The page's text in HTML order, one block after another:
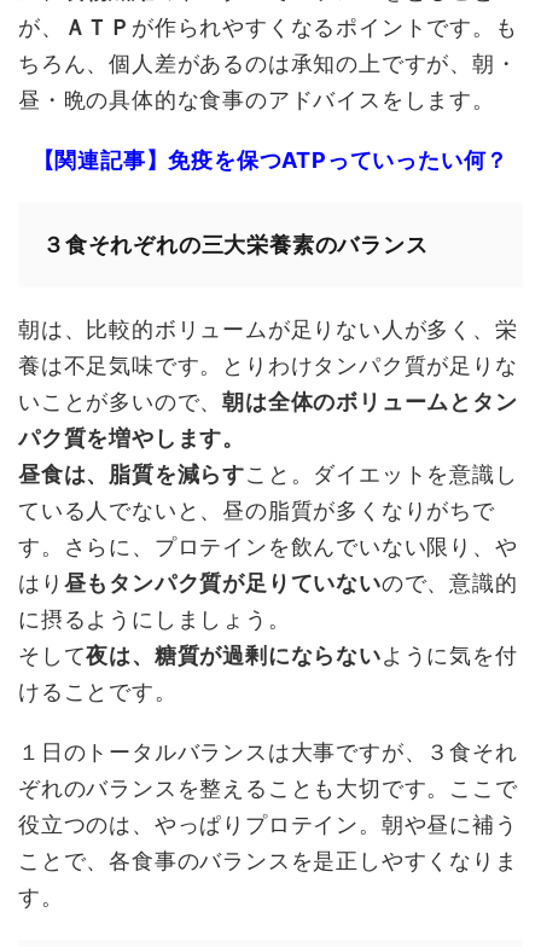
が、
ＡＴＰ が作られやすくなるポイントです。も
ちろん、個人差があるのは承知の上ですが、朝・
昼・晩の具体的な食事のアドバイスをします。
【関連記事】免疫を保つATPっていったい何？
３食それぞれの三大栄養素のバランス
朝は、比較的ボリュームが足りない人が多く、栄
養は不足気味です。とりわけタンパク質が足りな
いことが多いので、朝は全体のボリュームとタン
パク質を増やします。
昼食は、 脂質を減らすこと。ダイエットを意識し
ている人でないと、昼の脂質が多くなりがちで
す。さらに、プロテインを飲んでいない限り、や
はり 昼もタンパク質が足りていないので、意識的
に摂るようにしましょう。
そして夜は、糖質が過剰にならないように気を付
けることです。
１日のトータルバランスは大事ですが、３食それ
ぞれのバランスを整えることも大切です。ここで
役立つのは、やっぱりプロテイン。朝や昼に補う
ことで、各食事のバランスを是正しやすくなりま
す。